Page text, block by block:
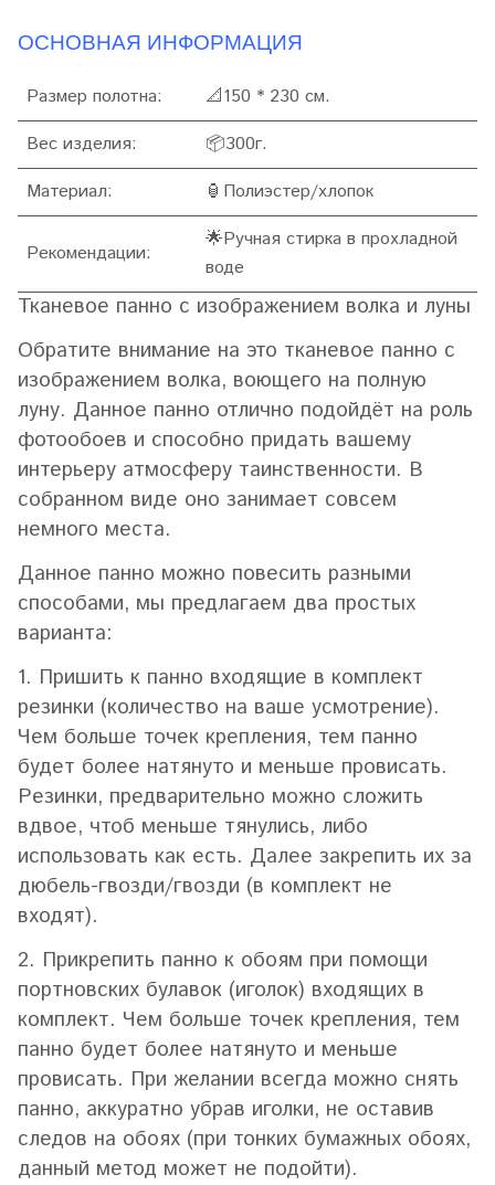
ОСНОВНАЯ ИНФОРМАЦИЯ
Размер полотна: 📐150 * 230 см.
Вес изделия:
📦300г.
Материал:
🏮Полиэстер/хлопок
Рекомендации:
🌟Ручная стирка в прохладной
воде
Тканевое панно с изображением волка и луны
Обратите внимание на это тканевое панно с
изображением волка, воющего на полную
луну. Данное панно отлично подойдёт на роль
фотообоев и способно придать вашему
интерьеру атмосферу таинственности. В
собранном виде оно занимает совсем
немного места.
Данное панно можно повесить разными
способами, мы предлагаем два простых
варианта:
1. Пришить к панно входящие в комплект
резинки (количество на ваше усмотрение).
Чем больше точек крепления, тем панно
будет более натянуто и меньше провисать.
Резинки, предварительно можно сложить
вдвое, чтоб меньше тянулись, либо
использовать как есть. Далее закрепить их за
дюбель-гвозди/гвозди (в комплект не
входят).
2. Прикрепить панно к обоям при помощи
портновских булавок (иголок) входящих в
комплект. Чем больше точек крепления, тем
панно будет более натянуто и меньше
провисать. При желании всегда можно снять
панно, аккуратно убрав иголки, не оставив
следов на обоях (при тонких бумажных обоях,
данный метод может не подойти).